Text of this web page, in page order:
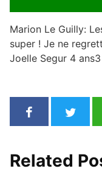
Marion Le Guilly:
super ! Je ne
Joelle Segur 4
Related